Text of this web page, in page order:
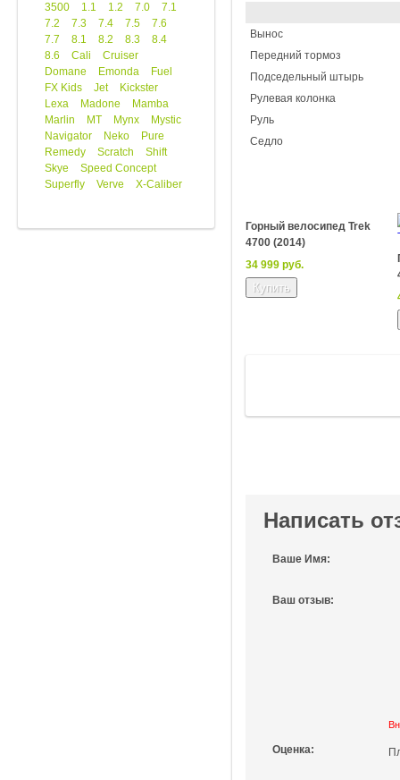
3500
1.1 1.2 7.0
7.1
7.2
7.3 7.4 7.5
7.6
7.7
8.1 8.2 8.3
8.4
8.6
Cali
Cruiser
Domane
Emonda
Fuel
FX Kids
Jet
Kickster
Lexa
Madone
Mamba
Marlin
MT Mynx
Mystic
Navigator
Neko
Pure
Remedy
Scratch
Shift
Skye
Speed Concept
Superfly
Verve X-Caliber
Вынос
Передний тормоз
Подседельный штырь
Рулевая колонка
Руль
Седло
Горный велосипед Trek
4700 (2014)
34 999 руб.
Написать
Ваше Имя:
Ваш отзыв:
Оценка: